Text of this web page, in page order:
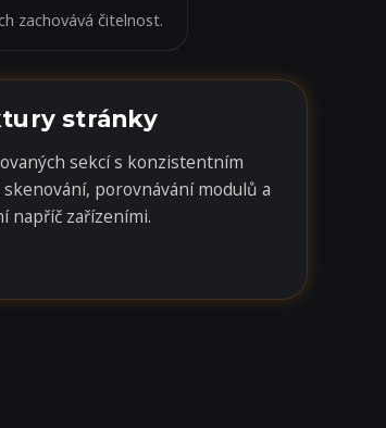
zachovává čitelnost.
stránky
sekcí s konzistentním
porovnávání modulů a
napříč zařízeními.